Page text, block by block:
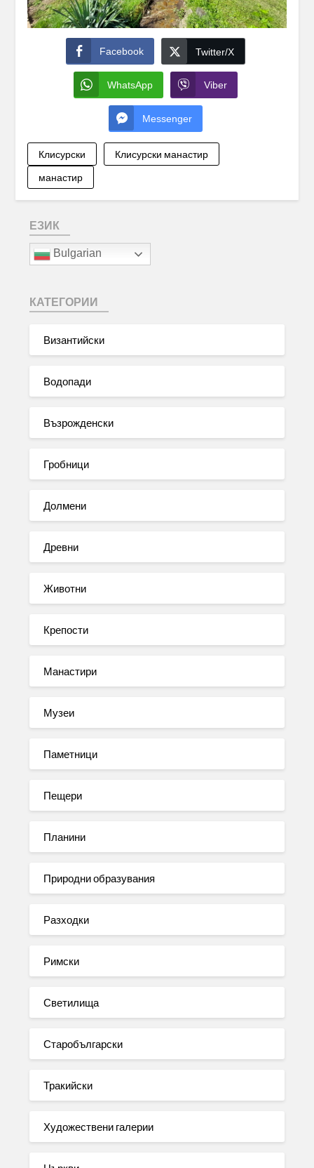
Facebook Twitter/X
WhatsApp Viber
Messenger
Клисурски
Клисурски манастир
манастир
ЕЗИК
Bulgarian
КАТЕГОРИИ
Византийски
Водопади
Възрожденски
Гробници
Долмени
Древни
Животни
Крепости
Манастири
Музеи
Паметници
Пещери
Планини
Природни образувания
Разходки
Римски
Светилища
Старобългарски
Тракийски
Художествени галерии